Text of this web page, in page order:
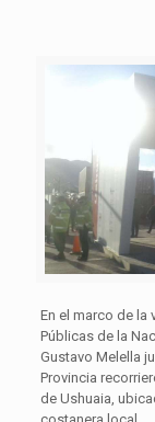
En el marco de la
Públicas de la
Gustavo Melella
Provincia
de Ushuaia,